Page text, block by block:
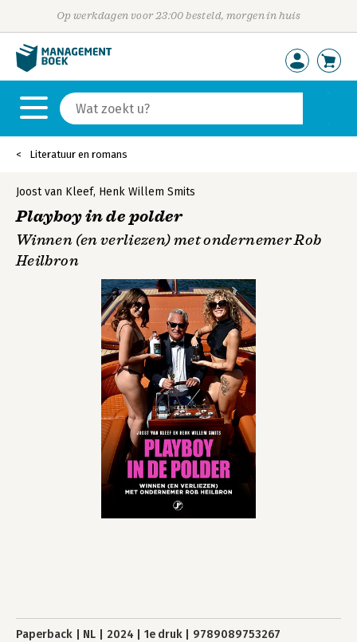
Op werkdagen voor 23:00 besteld, morgen in huis
Literatuur en romans
Joost van Kleef, Henk Willem Smits
Playboy in de polder
Winnen (en verliezen) met ondernemer Rob
Heilbron
Paperback NL 2024 1e druk 9789089753267